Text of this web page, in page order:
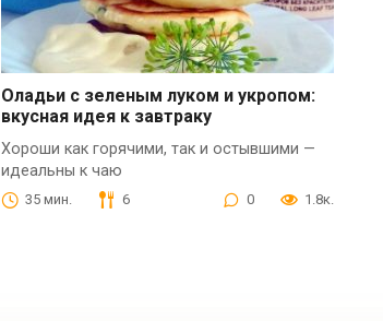
Оладьи с зеленым луком и укропом:
вкусная идея к завтраку
Хороши как горячими, так и остывшими —
идеальны к чаю
35 мин. 6 0 1.8к.